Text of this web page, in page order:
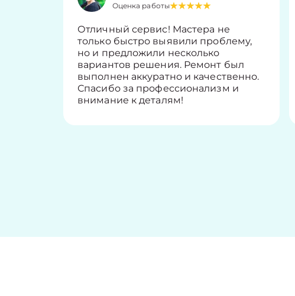
Оценка работы
Отличный сервис! Мастера не
только быстро выявили проблему,
но и предложили несколько
вариантов решения. Ремонт был
выполнен аккуратно и качественно.
Спасибо за профессионализм и
внимание к деталям!